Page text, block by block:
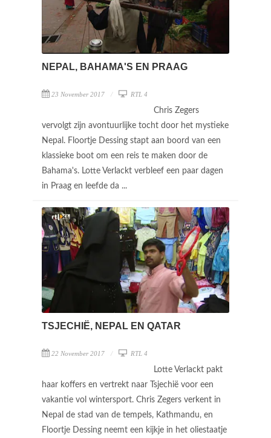
NEPAL, BAHAMA'S EN PRAAG
23 November 2017 RTL 4
Chris Zegers
vervolgt zijn avontuurlijke tocht door het mystieke
Nepal. Floortje Dessing stapt aan boord van een
klassieke boot om een reis te maken door de
Bahama's. Lotte Verlackt verbleef een paar dagen
in Praag en leefde da ...
TSJECHIË, NEPAL EN QATAR
22 November 2017 RTL 4
Lotte Verlackt pakt
haar koffers en vertrekt naar Tsjechië voor een
vakantie vol wintersport. Chris Zegers verkent in
Nepal de stad van de tempels, Kathmandu, en
Floortje Dessing neemt een kijkje in het oliestaatje